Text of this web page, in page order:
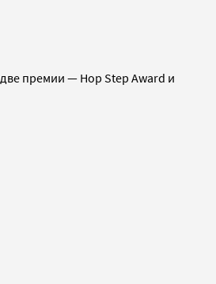
премии — Hop Step Award и